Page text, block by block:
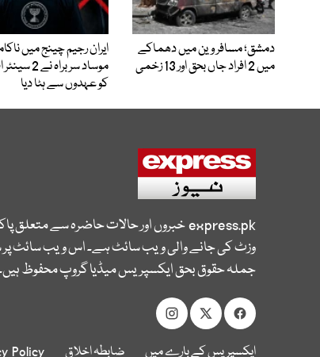
دمشق؛ مسافر وین میں دھماکے
میں 2 افراد جاں بحق اور 13 زخمی
ایران رجیم چینج میں
موساد سربراہ
کو عہدوں سے ہٹا دیا
express.pkخبروں اور حالات حاضرہ سے متعلق
وزٹ کی جانے والی ویب سائٹ ہے۔ اس ویب سائٹ پر
جملہ حقوق بحق ایکسپریس میڈیا گروپ محفوظ
ایکسپریس کے بارے میں ضابطہ اخلاق Policy